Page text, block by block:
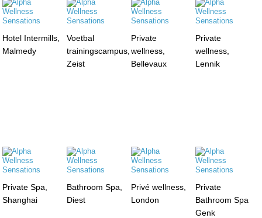
Hotel Intermills,
Malmedy
Voetbal
trainingscampus,
Zeist
Private
wellness,
Bellevaux
Private
wellness,
Lennik
Private Spa,
Shanghai
Bathroom Spa,
Diest
Privé wellness,
London
Private
Bathroom Spa
Genk